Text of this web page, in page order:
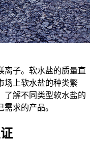
离子。软水盐的质量直
场上软水盐的种类繁
了解不同类型软水盐的
求的产品。